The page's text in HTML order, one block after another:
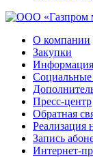
О компании
Закупки
Информация
Пресс-центр
Обратная
Реализация
Запись
Интернет-